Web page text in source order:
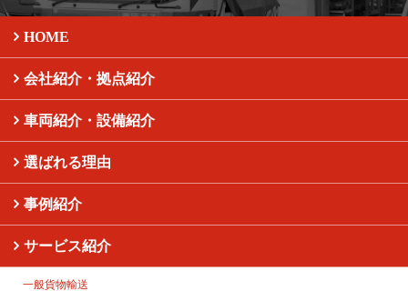
HOME
会社紹介・拠点紹介
車両紹介・設備紹介
選ばれる理由
事例紹介
サービス紹介
一般貨物輸送